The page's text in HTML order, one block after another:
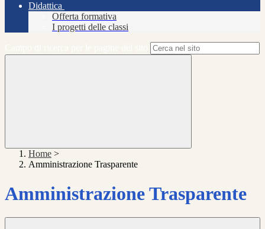
Didattica
Offerta formativa
I progetti delle classi
Home >
Amministrazione Trasparente
Amministrazione Trasparente